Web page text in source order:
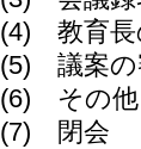
(4)
教育
(5)
議案
(6)
その他
(7)
閉会